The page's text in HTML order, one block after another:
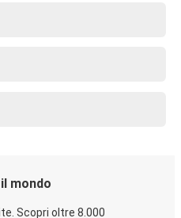
mondo
Scopri oltre 8.000